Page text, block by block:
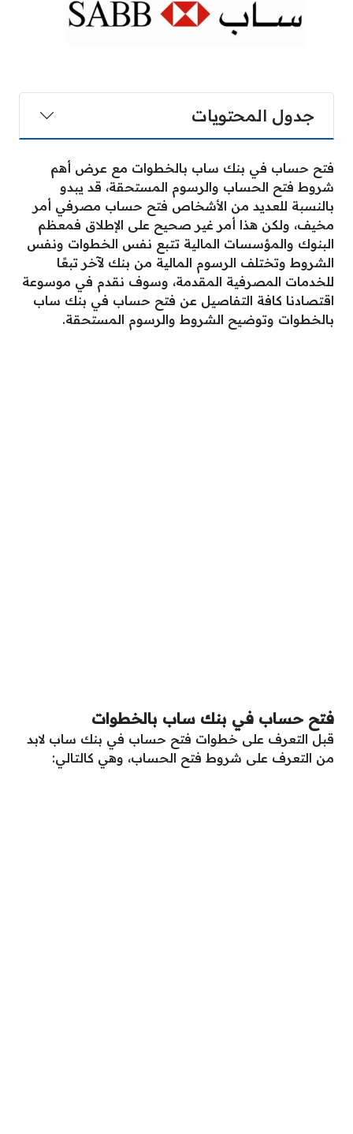
جدول المحتويات
فتح حساب في بنك ساب بالخطوات مع عرض أهم
شروط فتح الحساب والرسوم المستحقة، قد يبدو
بالنسبة للعديد من الأشخاص فتح حساب مصرفي أمر
مخيف، ولكن هذا أمر غير صحيح على الإطلاق فمعظم
البنوك والمؤسسات المالية تتبع نفس الخطوات ونفس
الشروط وتختلف الرسوم المالية من بنك لآخر تبعًا
للخدمات المصرفية المقدمة، وسوف نقدم في موسوعة
اقتصادنا كافة التفاصيل عن فتح حساب في بنك ساب
بالخطوات وتوضيح الشروط والرسوم المستحقة.
فتح حساب في بنك ساب بالخطوات
قبل التعرف على خطوات فتح حساب في بنك ساب لابد
من التعرف على شروط فتح الحساب، وهي كالتالي: